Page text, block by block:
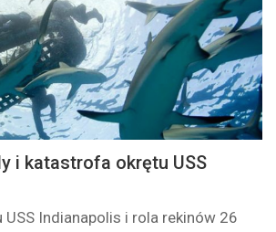
i katastrofa okrętu USS
Indianapolis i rola rekinów 26